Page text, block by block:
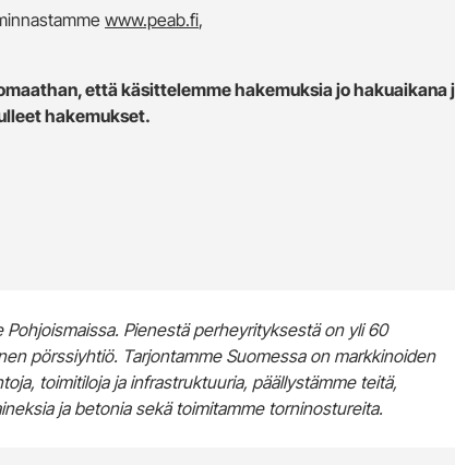
www.peab.fi,
että käsittelemme hakemuksia jo hakuaikana
hakemukset.
Pienestä perheyrityksestä on yli 60
pörssiyhtiö. Tarjontamme Suomessa on markkinoiden
toimitiloja ja infrastruktuuria, päällystämme teitä,
ja betonia sekä toimitamme torninostureita.